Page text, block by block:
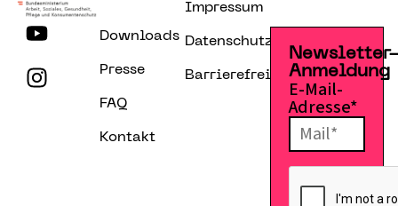
Downloads
Presse
FAQ
Kontakt
Impressum
Datenschutzerklärung
Barrierefreiheitserklärung
Anmeldung
E-Mail-
Adresse*